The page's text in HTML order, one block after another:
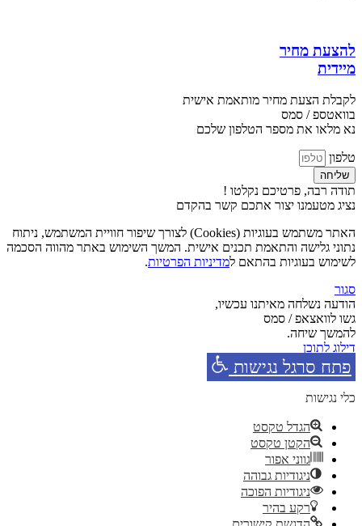
להצעת מחיר
מיידית
לקבלת הצעת מחיר מותאמת אישית
בוואטספ / סמס
נא מלאו את מספר הטלפון שלכם
טלפון
שליחה
תודה רבה, פרטיכם נקלטו !
נציג מטעמנו יצור אתכם קשר בהקדם
האתר משתמש בעוגיות (Cookies) לצורך שיפור חוויית המשתמש, ניתוח
נתוני גלישה והתאמת תכנים אישית. המשך השימוש באתר מהווה הסכמה
לשימוש בעוגיות בהתאם למדיניות הפרטיות.
סגור
הודעה נשלחה מאיתנו עכשיו,
גשו לוואצאפ / סמס
להמשך שיחה.
דילוג לתוכן
פתח סרגל נגישות
כלי נגישות
הגדל טקסט
הקטן טקסט
גווני אפור
ניגודיות גבוהה
ניגודיות הפוכה
רקע בהיר